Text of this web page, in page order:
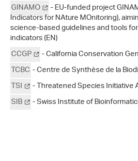
GINAMO
- EU-funded project
Indicators for NAture MOnitoring),
science-based guidelines and tools
indicators (EN)
CCGP
- California Conservation
TCBC- Centre de Synthèse de la
TSI
- Threatened Species Initiative
SIB
- Swiss Institute of